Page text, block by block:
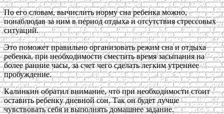
По его словам, вычислить норму сна ребенка можно,
понаблюдав за ним в период отдыха и отсутствия стрессовых
ситуаций.
Это поможет правильно организовать режим сна и отдыха
ребенка, при необходимости сместить время засыпания на
более ранние часы, за счет чего сделать легким утреннее
пробуждение.
Калинкин обратил внимание, что при необходимости стоит
оставить ребенку дневной сон. Так он будет лучше
чувствовать себя и выполнять домашнее задание.